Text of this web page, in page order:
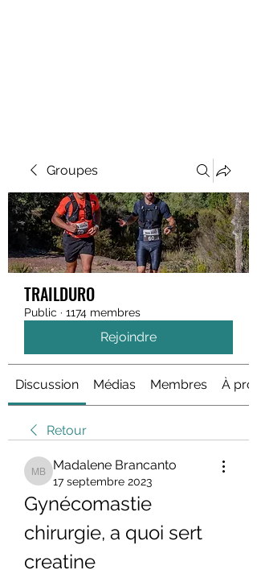
Groupes
TRAILDURO
Public · 1174 membres
Rejoindre
Discussion Médias Membres À
Retour
Madalene Brancanto
Madalene Brancanto
17 septembre 2023
Gynécomastie
chirurgie, a quoi sert
creatine